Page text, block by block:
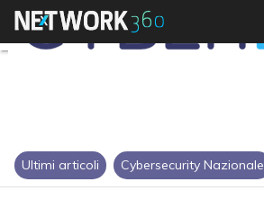
Ultimi articoli Cybersecurity Nazionale